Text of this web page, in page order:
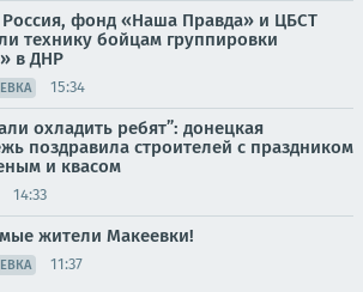
Россия, фонд «Наша Правда» и ЦБСТ
технику бойцам группировки
в ДНР
15:34
охладить ребят”: донецкая
поздравила строителей с праздником
и квасом
14:33
жители Макеевки!
11:37